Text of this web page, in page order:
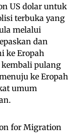
US dolar untuk
terbuka yang
melalui
dan
ke Eropah
kembali pulang
ke Eropah
umum
for Migration